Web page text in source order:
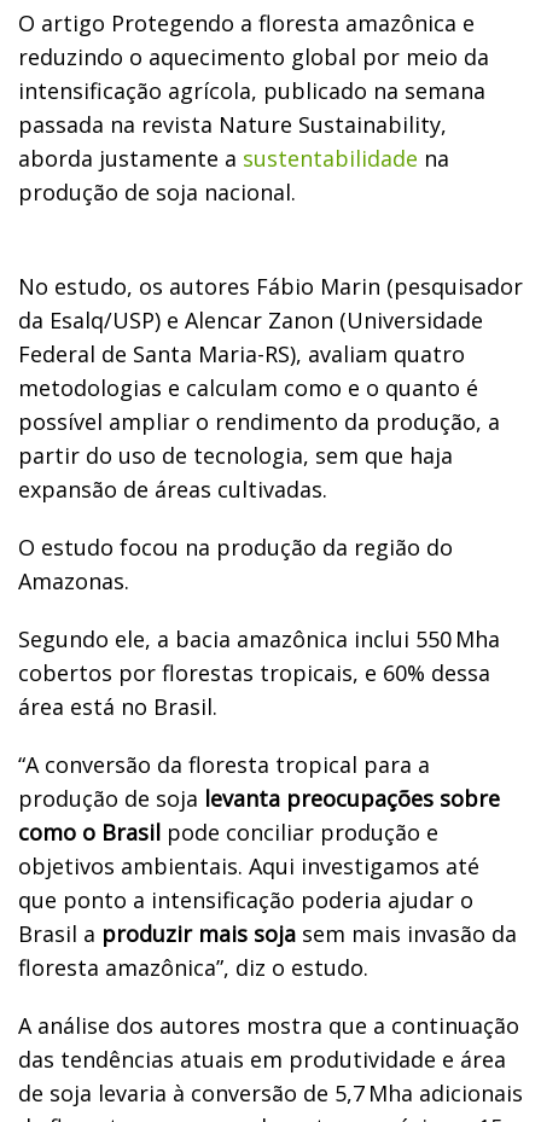
O artigo Protegendo a floresta amazônica e
reduzindo o aquecimento global por meio da
intensificação agrícola, publicado na semana
passada na revista Nature Sustainability,
aborda justamente a sustentabilidade na
produção de soja nacional.
No estudo, os autores Fábio Marin (pesquisador
da Esalq/USP) e Alencar Zanon (Universidade
Federal de Santa Maria-RS), avaliam quatro
metodologias e calculam como e o quanto é
possível ampliar o rendimento da produção, a
partir do uso de tecnologia, sem que haja
expansão de áreas cultivadas.
O estudo focou na produção da região do
Amazonas.
Segundo ele, a bacia amazônica inclui 550 Mha
cobertos por florestas tropicais, e 60% dessa
área está no Brasil.
“A conversão da floresta tropical para a
produção de soja levanta preocupações sobre
como o Brasil pode conciliar produção e
objetivos ambientais. Aqui investigamos até
que ponto a intensificação poderia ajudar o
Brasil a produzir mais soja sem mais invasão da
floresta amazônica”, diz o estudo.
A análise dos autores mostra que a continuação
das tendências atuais em produtividade e área
de soja levaria à conversão de 5,7 Mha adicionais